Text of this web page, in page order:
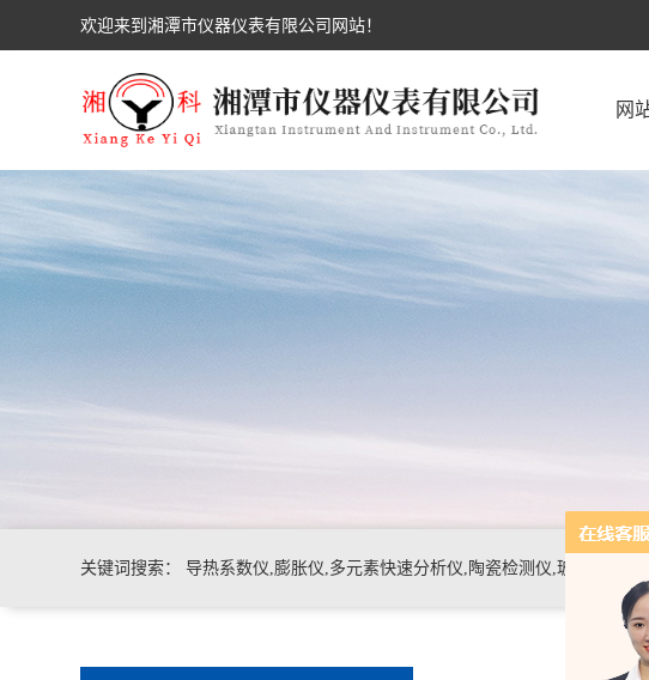
欢迎来到湘潭市仪器仪表有限公司网站！
网
关键词搜索： 导热系数仪,膨胀仪,多元素快速分析仪,陶瓷检测仪,玻璃耐火材料检测仪，石墨炭素材料检测仪，高温物性仪